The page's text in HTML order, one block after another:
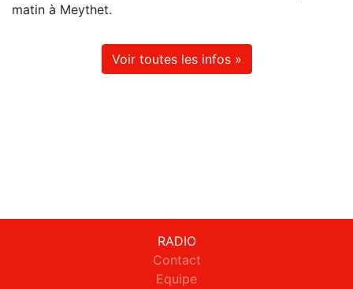
matin à Meythet.
Voir toutes les infos »
RADIO
Contact
Equipe